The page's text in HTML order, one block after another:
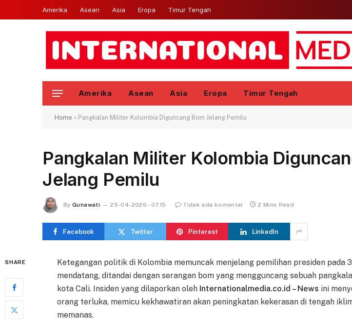
Amerika Asean Asia Eropa Timur Tengah
Amerika Asean Asia Eropa Timur Tengah
Home » Pangkalan Militer Kolombia Diguncang Bom Jelang Pemilu
Pangkalan Militer Kolombia
Jelang Pemilu
By Gunawati 25-04-2026 - 07.15 Tidak ada komentar 2 Mins Read
Facebook Twitter Pinterest LinkedIn
SHARE
Ketegangan politik di Kolombia memuncak menjelang pemilihan presiden pada
mendatang, ditandai dengan serangan bom yang mengguncang sebuah
kota Cali. Insiden yang dilaporkan oleh Internationalmedia.co.id – News ini
orang terluka, memicu kekhawatiran akan peningkatan kekerasan di tengah
memanas.